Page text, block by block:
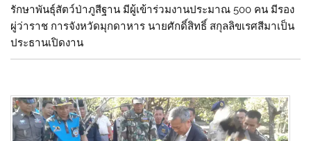
รักษาพันธ์ุสัตว์ป่าภูสีฐาน มีผู้เข้าร่วมงานประมาณ 500 คน มีรอง
ผู่ว่าราช การจังหวัดมุกดาหาร นายศักดิ์สิทธิ์ สกุลลิขเรศสีมาเป็น
ประธานเปิดงาน